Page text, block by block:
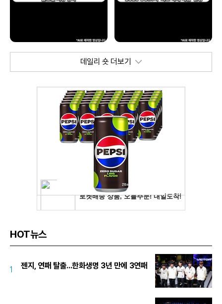
데일리 숏 더보기
HOT뉴스
1 젠지, 연패 탈출...한화생명 3년 만에 3연패